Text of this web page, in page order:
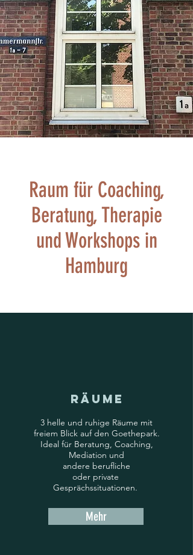
Raum für Coaching,
Beratung, Therapie
und Workshops in
Hamburg
Räume
3 helle und ruhige Räume mit
freiem Blick auf den Goethepark.
Ideal für Beratung, Coaching,
Mediation und
andere berufliche
oder private
Gesprächssituationen.
Mehr